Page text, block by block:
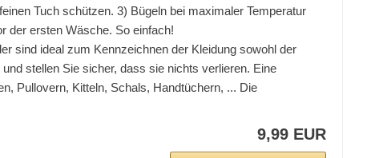
Tuch schützen. 3) Bügeln bei maximaler Temperatur
der ersten Wäsche. So einfach!
sind ideal zum Kennzeichnen der Kleidung sowohl der
stellen Sie sicher, dass sie nichts verlieren. Eine
Pullovern, Kitteln, Schals, Handtüchern, ... Die
9,99 EUR